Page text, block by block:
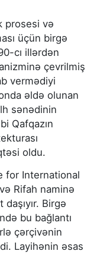
prosesi və
üçün birgə
cı illərdən
çevrilmiş
vermədiyi
əldə olunan
sənədinin
Qafqazın
oldu.
for International
Rifah naminə
Birgə
bu bağlantı
çərçivənin
Layihənin əsas